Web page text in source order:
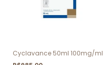
Cyclavance 50ml 100mg/ml